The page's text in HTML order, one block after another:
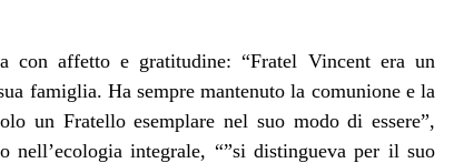
con affetto e gratitudine: “Fratel Vincent era un
famiglia. Ha sempre mantenuto la comunione e la
un Fratello esemplare nel suo modo di essere”,
nell’ecologia integrale, “”si distingueva per il suo